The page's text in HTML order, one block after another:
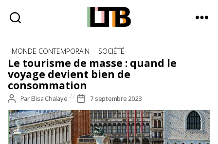
Tote
Bag
-
Média
quotidienne
Catégories
MONDE CONTEMPORAIN SOCIÉTÉ
Le tourisme de masse : quand le
voyage devient bien de
consommation
Auteur
de
l’article
ParElisa Chalaye
Date
de
l’article
7 septembre 2023